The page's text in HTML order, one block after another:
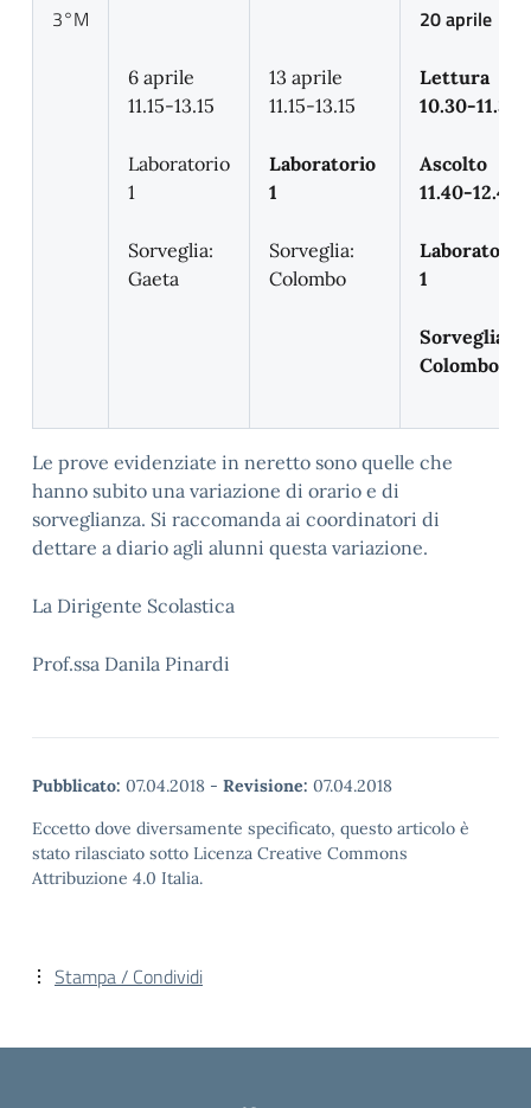
3°M
6 aprile
11.15-13.15
Laboratorio
1
Sorveglia:
Gaeta
13 aprile
11.15-13.15
Laboratorio
1
Sorveglia:
Colombo
20 aprile
Lettura
10.30-11.30
Ascolto
11.40-12.40
Laboratorio
1
Sorveglia:
Colombo
Le prove evidenziate in neretto sono quelle che
hanno subito una variazione di orario e di
sorveglianza. Si raccomanda ai coordinatori di
dettare a diario agli alunni questa variazione.
La Dirigente Scolastica
Prof.ssa Danila Pinardi
Pubblicato: 07.04.2018 - Revisione: 07.04.2018
Eccetto dove diversamente specificato, questo articolo è
stato rilasciato sotto Licenza Creative Commons
Attribuzione 4.0 Italia.
Stampa / Condividi